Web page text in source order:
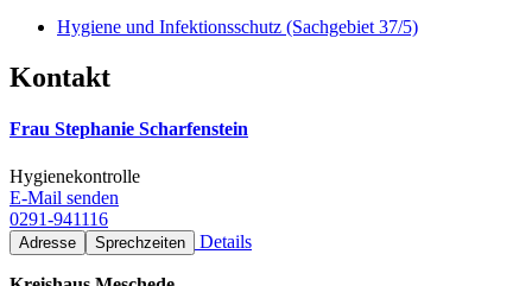
Hygiene und Infektionsschutz (Sachgebiet 37/5)
Kontakt
Frau Stephanie Scharfenstein
Hygienekontrolle
E-Mail senden
0291-941116
Adresse Sprechzeiten Details